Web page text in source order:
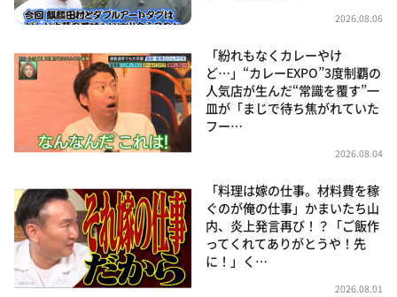
2026.08.06
「紛れもなくカレーやけ
ど…」“カレーEXPO”3度制覇の
人気店が生んだ“常識を覆す”一
皿が「まじで待ち焦がれていた
フー…
2026.08.04
「料理は嫁の仕事。材料費を稼
ぐのが俺の仕事」かまいたち山
内、炎上発言再び！？「ご飯作
ってくれてありがとうや！先
に！」く…
2026.08.01